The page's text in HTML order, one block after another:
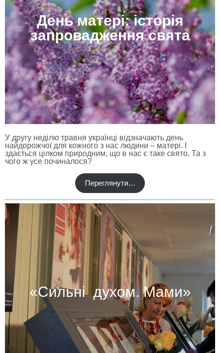
День матері: історія
запровадження свята
У другу неділю травня українці відзначають день
найдорожчої для кожного з нас людини – матері. І
здається цілком природним, що в нас є таке свято. Та з
чого ж усе починалося?
Переглянути…
«Сильні духом. Мами»